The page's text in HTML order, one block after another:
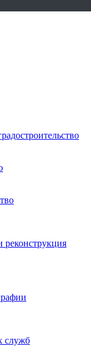
реконструкция
служб